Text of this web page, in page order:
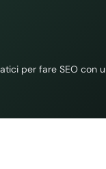
per fare SEO con